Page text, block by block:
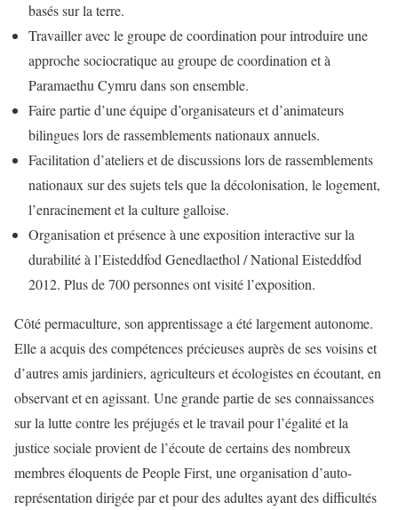
basés sur la terre.
Travailler avec le groupe de coordination pour introduire une
approche sociocratique au groupe de coordination et à
Paramaethu Cymru dans son ensemble.
Faire partie d’une équipe d’organisateurs et d’animateurs
bilingues lors de rassemblements nationaux annuels.
Facilitation d’ateliers et de discussions lors de rassemblements
nationaux sur des sujets tels que la décolonisation, le logement,
l’enracinement et la culture galloise.
Organisation et présence à une exposition interactive sur la
durabilité à l’Eisteddfod Genedlaethol / National Eisteddfod
2012. Plus de 700 personnes ont visité l’exposition.
Côté permaculture, son apprentissage a été largement autonome.
Elle a acquis des compétences précieuses auprès de ses voisins et
d’autres amis jardiniers, agriculteurs et écologistes en écoutant, en
observant et en agissant. Une grande partie de ses connaissances
sur la lutte contre les préjugés et le travail pour l’égalité et la
justice sociale provient de l’écoute de certains des nombreux
membres éloquents de People First, une organisation d’auto-
représentation dirigée par et pour des adultes ayant des difficultés